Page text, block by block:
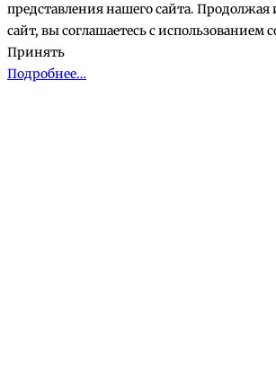
представления нашего сайта. Продолжая
сайт, вы соглашаетесь с использованием
Принять
Подробнее…